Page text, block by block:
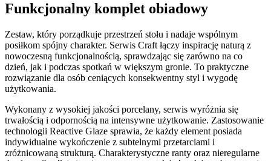
Funkcjonalny komplet obiadowy
Zestaw, który porządkuje przestrzeń stołu i nadaje wspólnym
posiłkom spójny charakter. Serwis Craft łączy inspirację naturą z
nowoczesną funkcjonalnością, sprawdzając się zarówno na co
dzień, jak i podczas spotkań w większym gronie. To praktyczne
rozwiązanie dla osób ceniących konsekwentny styl i wygodę
użytkowania.
Wykonany z wysokiej jakości porcelany, serwis wyróżnia się
trwałością i odpornością na intensywne użytkowanie. Zastosowanie
technologii Reactive Glaze sprawia, że każdy element posiada
indywidualne wykończenie z subtelnymi przetarciami i
zróżnicowaną strukturą. Charakterystyczne ranty oraz nieregularne